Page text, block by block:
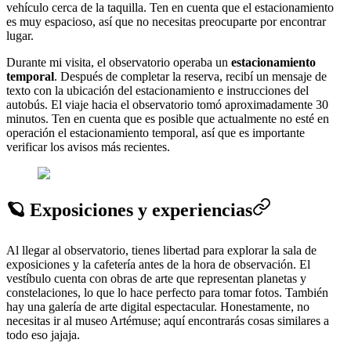
vehículo cerca de la taquilla. Ten en cuenta que el estacionamiento
es muy espacioso, así que no necesitas preocuparte por encontrar
lugar.
Durante mi visita, el observatorio operaba un estacionamiento
temporal. Después de completar la reserva, recibí un mensaje de
texto con la ubicación del estacionamiento e instrucciones del
autobús. El viaje hacia el observatorio tomó aproximadamente 30
minutos. Ten en cuenta que es posible que actualmente no esté en
operación el estacionamiento temporal, así que es importante
verificar los avisos más recientes.
🪐 Exposiciones y experiencias
Al llegar al observatorio, tienes libertad para explorar la sala de
exposiciones y la cafetería antes de la hora de observación. El
vestíbulo cuenta con obras de arte que representan planetas y
constelaciones, lo que lo hace perfecto para tomar fotos. También
hay una galería de arte digital espectacular. Honestamente, no
necesitas ir al museo Artémuse; aquí encontrarás cosas similares a
todo eso jajaja.